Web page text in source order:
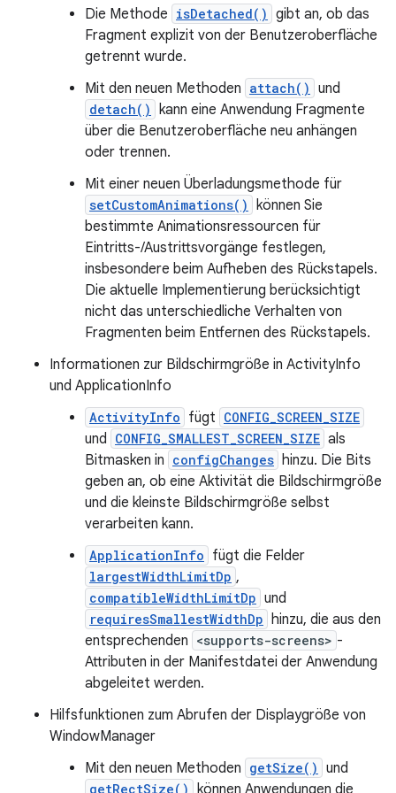
Die Methode isDetached() gibt an, ob das
Fragment explizit von der Benutzeroberfläche
getrennt wurde.
Mit den neuen Methoden attach() und
detach() kann eine Anwendung Fragmente
über die Benutzeroberfläche neu anhängen
oder trennen.
Mit einer neuen Überladungsmethode für
setCustomAnimations() können Sie
bestimmte Animationsressourcen für
Eintritts-/Austrittsvorgänge festlegen,
insbesondere beim Aufheben des Rückstapels.
Die aktuelle Implementierung berücksichtigt
nicht das unterschiedliche Verhalten von
Fragmenten beim Entfernen des Rückstapels.
Informationen zur Bildschirmgröße in ActivityInfo
und ApplicationInfo
ActivityInfo fügt CONFIG_SCREEN_SIZE
und CONFIG_SMALLEST_SCREEN_SIZE als
Bitmasken in configChanges hinzu. Die Bits
geben an, ob eine Aktivität die Bildschirmgröße
und die kleinste Bildschirmgröße selbst
verarbeiten kann.
ApplicationInfo fügt die Felder
largestWidthLimitDp ,
compatibleWidthLimitDp und
requiresSmallestWidthDp hinzu, die aus den
entsprechenden <supports-screens> -
Attributen in der Manifestdatei der Anwendung
abgeleitet werden.
Hilfsfunktionen zum Abrufen der Displaygröße von
WindowManager
Mit den neuen Methoden getSize() und
getRectSize() können Anwendungen die